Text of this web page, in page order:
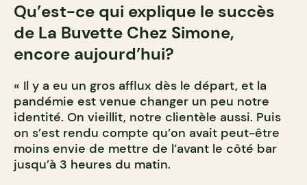
Qu’est-ce qui explique le succès
de La Buvette Chez Simone,
encore aujourd’hui?
« Il y a eu un gros afflux dès le départ, et la
pandémie est venue changer un peu notre
identité. On vieillit, notre clientèle aussi. Puis
on s’est rendu compte qu’on avait peut-être
moins envie de mettre de l’avant le côté bar
jusqu’à 3 heures du matin.